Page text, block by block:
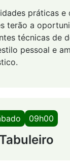
práticas e
terão a
técnicas de
pessoal e
09h00